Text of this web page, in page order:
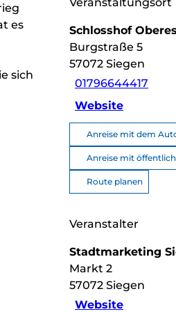
es
sich
Schlosshof
Burgstraße 5
57072 Siegen
01796644417
Website
Anreise mit dem
Anreise mit
Route planen
Veranstalter
Stadtmarketing
Markt 2
57072 Siegen
Website